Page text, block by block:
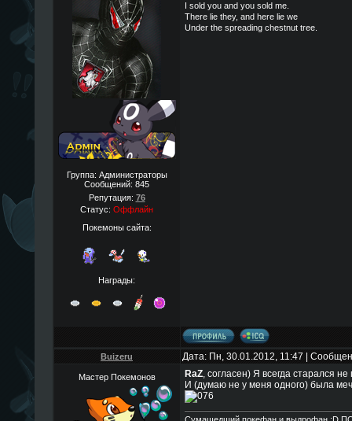
Группа: Администраторы
Сообщений: 845
Репутация: 76
Статус: Оффлайн
Покемоны сайта:
Награды:
I sold you and you sold me.
There lie they, and here lie we
Under the spreading chestnut tree.
Buizeru Дата: Пн, 30.01.2012, 11:47 |
Мастер Покемонов RaZ, согласен) Я всегда старался
И (думаю не у меня одного) была